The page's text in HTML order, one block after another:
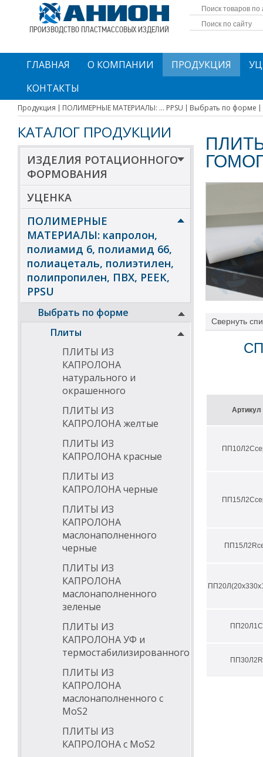
ПРОИЗВОДСТВО ПЛАСТМАССОВЫХ ИЗДЕЛИЙ
ГЛАВНАЯ О КОМПАНИИ ПРОДУКЦИЯ
КОНТАКТЫ
Продукция ПОЛИМЕРНЫЕ МАТЕРИАЛЫ: ... PPSU Выбрать по форме
КАТАЛОГ ПРОДУКЦИИ
ИЗДЕЛИЯ РОТАЦИОННОГО
ФОРМОВАНИЯ
УЦЕНКА
ПОЛИМЕРНЫЕ
МАТЕРИАЛЫ: капролон,
полиамид 6, полиамид 66,
полиацеталь, полиэтилен,
полипропилен, ПВХ, PEEK,
PPSU
Выбрать по форме
Плиты
ПЛИТЫ ИЗ
КАПРОЛОНА
натурального и
окрашенного
ПЛИТЫ ИЗ
КАПРОЛОНА желтые
ПЛИТЫ ИЗ
КАПРОЛОНА красные
ПЛИТЫ ИЗ
КАПРОЛОНА черные
ПЛИТЫ ИЗ
КАПРОЛОНА
маслонаполненного
черные
ПЛИТЫ ИЗ
КАПРОЛОНА
маслонаполненного
зеленые
ПЛИТЫ ИЗ
КАПРОЛОНА УФ и
термостабилизированного
ПЛИТЫ ИЗ
КАПРОЛОНА
маслонаполненного с
МоS2
ПЛИТЫ ИЗ
КАПРОЛОНА с МоS2
высокая
Области
Свернуть
Артикул
ПП20Л1С
ПП30Л2R